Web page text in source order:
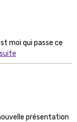
moi qui passe ce
présentation